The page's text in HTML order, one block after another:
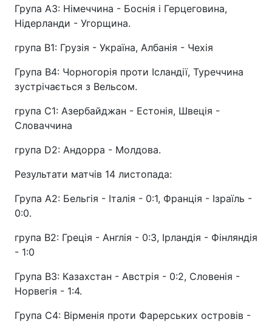
Група А3: Німеччина - Боснія і Герцеговина,
Нідерланди - Угорщина.
група В1: Грузія - Україна, Албанія - Чехія
Група В4: Чорногорія проти Ісландії, Туреччина
зустрічається з Вельсом.
група С1: Азербайджан - Естонія, Швеція -
Словаччина
група D2: Андорра - Молдова.
Результати матчів 14 листопада:
Група А2: Бельгія - Італія - 0:1, Франція - Ізраїль -
0:0.
група В2: Греція - Англія - 0:3, Ірландія - Фінляндія
- 1:0
Група В3: Казахстан - Австрія - 0:2, Словенія -
Норвегія - 1:4.
Група С4: Вірменія проти Фарерських островів -